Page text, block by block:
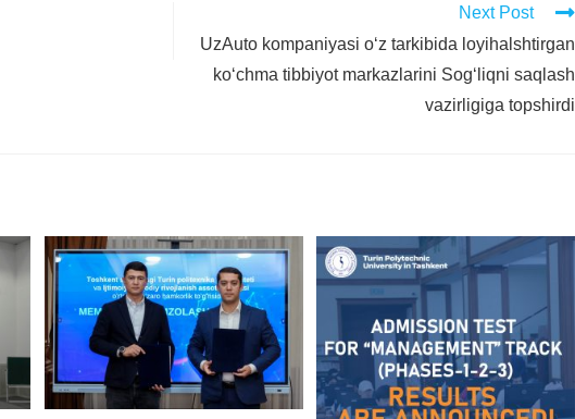
Next Post
UzAuto kompaniyasi o‘z tarkibida loyihalshtirgan
ko‘chma tibbiyot markazlarini Sog‘liqni saqlash
vazirligiga topshirdi